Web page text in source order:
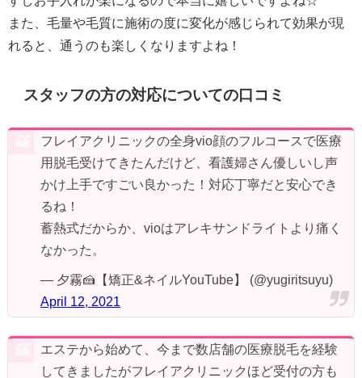
また、毛量や毛質に施術の度に変化が感じられて効果が現
れると、通うのも楽しくなりますよね！
スタッフの方の対応についての口コミ
フレイアクリニックの全身vio顔のフルコースで医療
用脱毛受けてきたんだけど、看護婦さん優しいし声
かけ上手ですごい良かった！対応丁寧だと安心でき
るね！
蓄熱式だからか、vioはアレキサンドライトより痛く
なかった。
— 夕霧🍰【矯正&ネイルYouTube】 (@yugiritsuyu)
April 12, 2021
エステから始めて、今まで数店舗の医療脱毛を経験
してきましたがフレイアクリニックほど受付の方も